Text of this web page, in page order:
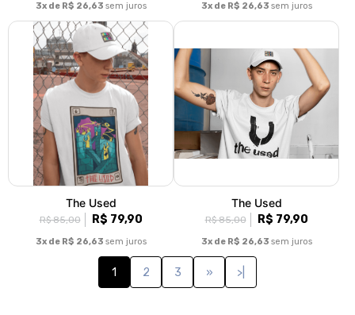
3x de R$ 26,63 sem juros 3x de R$ 26,63 sem juros
The Used
R$ 85,00 R$ 79,90
3x de R$ 26,63 sem juros
The Used
R$ 85,00 R$ 79,90
3x de R$ 26,63 sem juros
1 2 3 » >|